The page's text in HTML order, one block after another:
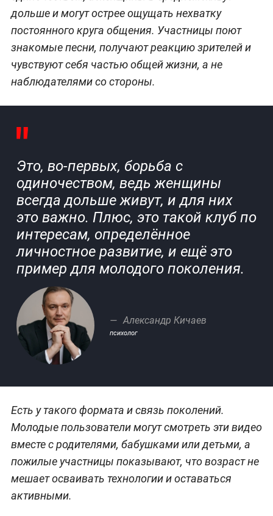
дольше и могут острее ощущать нехватку
постоянного круга общения. Участницы поют
знакомые песни, получают реакцию зрителей и
чувствуют себя частью общей жизни, а не
наблюдателями со стороны.
Это, во-первых, борьба с
одиночеством, ведь женщины
всегда дольше живут, и для них
это важно. Плюс, это такой клуб по
интересам, определённое
личностное развитие, и ещё это
пример для молодого поколения.
Александр Кичаев
психолог
Есть у такого формата и связь поколений.
Молодые пользователи могут смотреть эти видео
вместе с родителями, бабушками или детьми, а
пожилые участницы показывают, что возраст не
мешает осваивать технологии и оставаться
активными.